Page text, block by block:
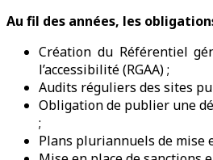
Au fil des années, les
Création du Référentiel
l’accessibilité (RGAA) ;
Audits réguliers des sites
Obligation de publier une
;
Plans pluriannuels de mise